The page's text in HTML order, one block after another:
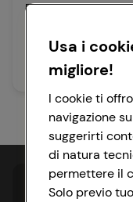
Caponata di orzo
15 min Facile
Usa i
migliore!
I cookie ti
navigazione
suggerirti
di natura
permettere il
Solo previo